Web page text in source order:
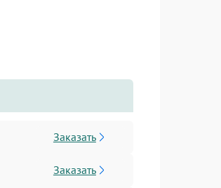
Заказать
Заказать